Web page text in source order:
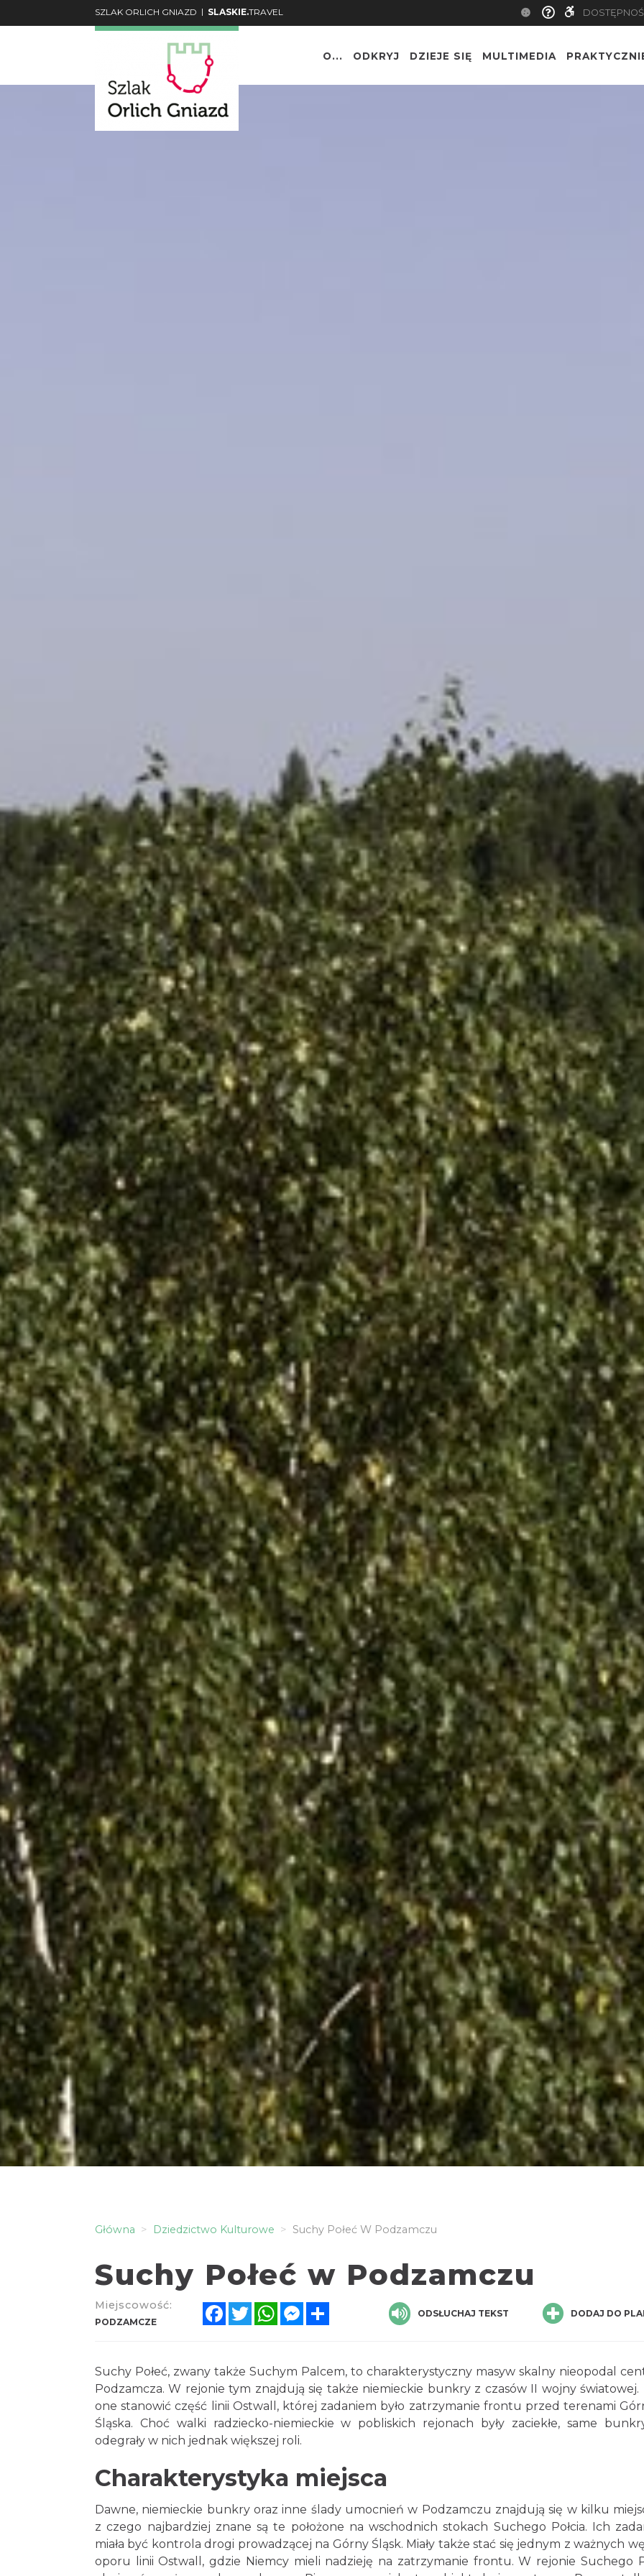
SZLAK ORLICH GNIAZD | SLASKIE.TRAVEL
O... ODKRYJ DZIEJE SIĘ MULTIMEDIA
Główna Dziedzictwo Kulturowe Suchy Połeć W Podzamczu
Suchy Połeć w Podzamczu
Miejscowość:
PODZAMCZE
FacebookTwitterWhatsAppMessenger ODSŁUCHAJ TEKST DODAJ DO
Suchy Połeć, zwany także Suchym Palcem, to charakterystyczny masyw skalny nieopodal
Podzamcza. W rejonie tym znajdują się także niemieckie bunkry z czasów II wojny światowej.
one stanowić część linii Ostwall, której zadaniem było zatrzymanie frontu przed terenami
Śląska. Choć walki radziecko-niemieckie w pobliskich rejonach były zaciekłe, same
odegrały w nich jednak większej roli.
Charakterystyka miejsca
Dawne, niemieckie bunkry oraz inne ślady umocnień w Podzamczu znajdują się w kilku
z czego najbardziej znane są te położone na wschodnich stokach Suchego Połcia. Ich
miała być kontrola drogi prowadzącej na Górny Śląsk. Miały także stać się jednym z ważnych
oporu linii Ostwall, gdzie Niemcy mieli nadzieję na zatrzymanie frontu. W rejonie Suchego